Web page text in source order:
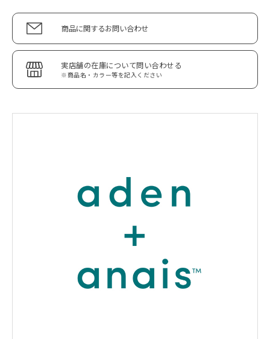
商品に関するお問い合わせ
実店舗の在庫について問い合わせる
※商品名・カラー等を記入ください